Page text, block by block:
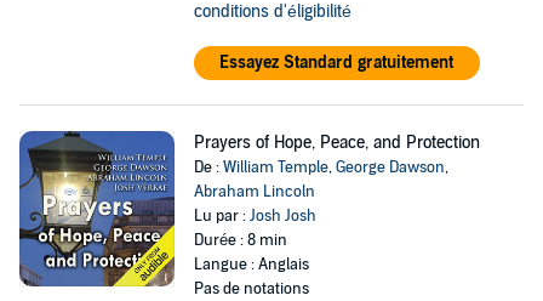
conditions d'éligibilité
Essayez Standard gratuitement
Prayers of Hope, Peace, and Protection
De :William Temple,George Dawson,
Abraham Lincoln
Lu par :Josh Josh
Durée : 8 min
Langue : Anglais
Pas de notations